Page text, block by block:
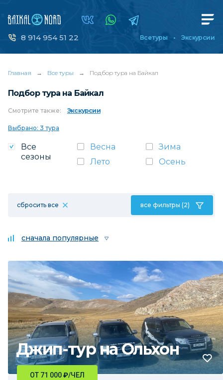
8 914 954 51 22 Все туры Экскурсии
Главная → Все туры → Подбор тура на Байкал
Подбор тура на Байкал
Смотрите также: Экскурсии
Выбрано: 3 тура
Все
сезоны
Весна
Зима
Лето
Осень
сбросить все все фильтры (2)
сначала популярные
Джип-тур на Ольхон
ОТ 71 000₽/ЧЕЛ